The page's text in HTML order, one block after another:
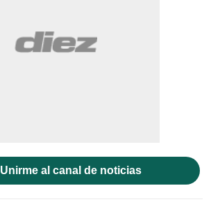
Unirme al canal de noticias